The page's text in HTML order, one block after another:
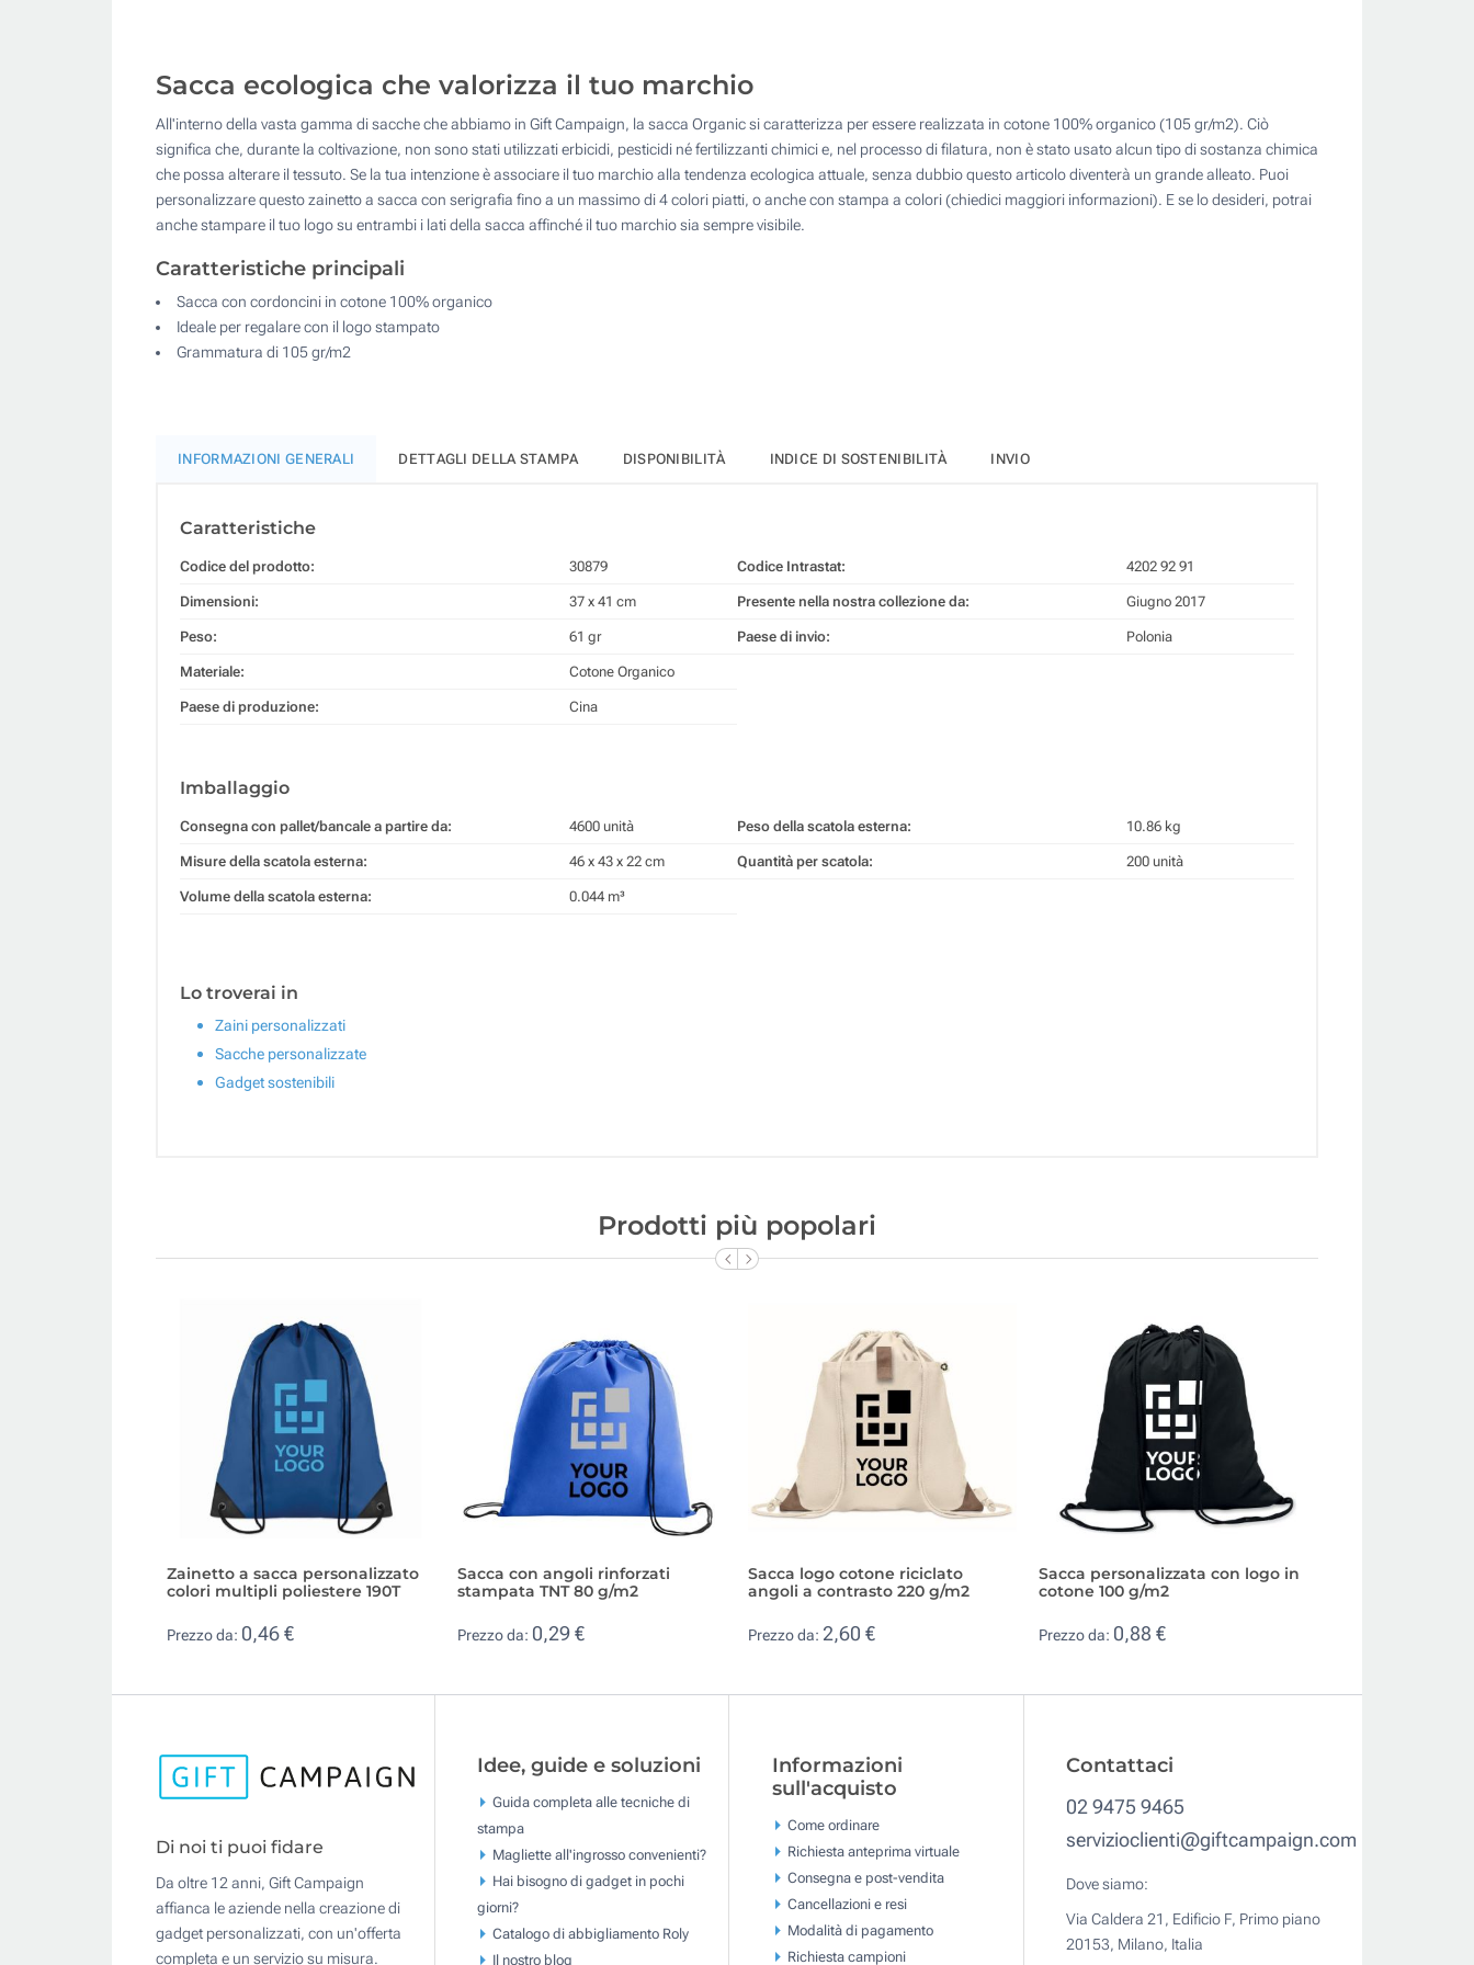
Senza stampa
Quantità desiderata :
Aggiorna
Sacca ecologica che valorizza il tuo marchio
All'interno della vasta gamma di sacche che abbiamo in Gift Campaign, la sacca Organic si caratterizza per essere realizzata in cotone 100% organico (105 gr/m2). Ciò
significa che, durante la coltivazione, non sono stati utilizzati erbicidi, pesticidi né fertilizzanti chimici e, nel processo di filatura, non è stato usato alcun tipo di sostanza chimica
che possa alterare il tessuto. Se la tua intenzione è associare il tuo marchio alla tendenza ecologica attuale, senza dubbio questo articolo diventerà un grande alleato. Puoi
personalizzare questo zainetto a sacca con serigrafia fino a un massimo di 4 colori piatti, o anche con stampa a colori (chiedici maggiori informazioni). E se lo desideri, potrai
anche stampare il tuo logo su entrambi i lati della sacca affinché il tuo marchio sia sempre visibile.
Caratteristiche principali
Sacca con cordoncini in cotone 100% organico
Ideale per regalare con il logo stampato
Grammatura di 105 gr/m2
INFORMAZIONI GENERALI DETTAGLI DELLA STAMPA DISPONIBILITÀ INDICE DI SOSTENIBILITÀ INVIO
Caratteristiche
Codice del prodotto: 30879
Dimensioni: 37 x 41 cm
Peso: 61 gr
Materiale: Cotone Organico
Paese di produzione: Cina
Codice Intrastat: 4202 92 91
Presente nella nostra collezione da: Giugno 2017
Paese di invio: Polonia
Imballaggio
Consegna con pallet/bancale a partire da: 4600 unità
Misure della scatola esterna: 46 x 43 x 22 cm
Volume della scatola esterna: 0.044 m³
Peso della scatola esterna: 10.86 kg
Quantità per scatola: 200 unità
Lo troverai in
Zaini personalizzati
Sacche personalizzate
Gadget sostenibili
Prodotti più popolari
Zainetto a sacca personalizzato
colori multipli poliestere 190T
Prezzo da: 0,46 €
Sacca con angoli rinforzati
stampata TNT 80 g/m2
Prezzo da: 0,29 €
Sacca logo cotone riciclato
angoli a contrasto 220 g/m2
Prezzo da: 2,60 €
Sacca personalizzata con logo in
cotone 100 g/m2
Prezzo da: 0,88 €
Di noi ti puoi fidare
Da oltre 12 anni, Gift Campaign
affianca le aziende nella creazione di
gadget personalizzati, con un'offerta
completa e un servizio su misura.
Idee, guide e soluzioni
Guida completa alle tecniche di
stampa
Magliette all'ingrosso convenienti?
Hai bisogno di gadget in pochi
giorni?
Catalogo di abbigliamento Roly
Il nostro blog
Informazioni
sull'acquisto
Come ordinare
Richiesta anteprima virtuale
Consegna e post-vendita
Cancellazioni e resi
Modalità di pagamento
Richiesta campioni
Contattaci
02 9475 9465
servizioclienti@giftcampaign.com
Dove siamo:
Via Caldera 21, Edificio F, Primo piano
20153, Milano, Italia